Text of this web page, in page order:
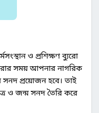
ও প্রশিক্ষণ ব্যুরো
সময় আপনার নাগরিক
প্রয়োজন হবে। তাই
ও জন্ম সনদ তৈরি করে